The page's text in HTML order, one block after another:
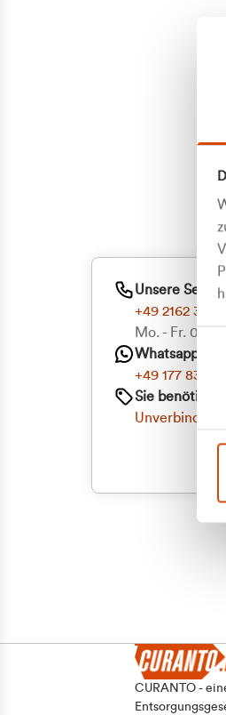
Unsere
+49 2162
Mo. - Fr.
Whatsapp
+49 177
Sie benötigen
CURANTO -